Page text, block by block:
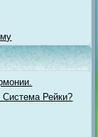
Система Рейки?